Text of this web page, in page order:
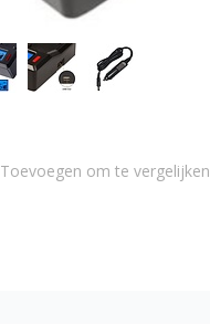
Toevoegen om te vergelijken